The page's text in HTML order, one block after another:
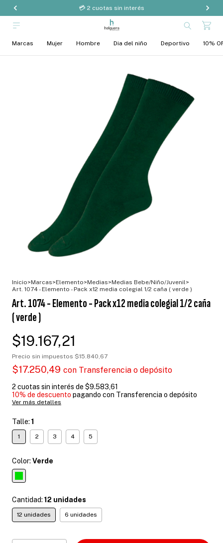
💳 2 cuotas sin interés
Marcas Mujer Hombre Dia del niño Deportivo 10%
Inicio>Marcas>Elemento>Medias>Medias Bebe/Niño/Juvenil>
Art. 1074 - Elemento - Pack x12 media colegial 1/2 caña ( verde )
Art. 1074 - Elemento - Pack x12 media colegial 1/2 caña
( verde )
$19.167,21
Precio sin impuestos $15.840,67
$17.250,49 con Transferencia o depósito
2 cuotas sin interés de $9.583,61
10% de descuento pagando con Transferencia o depósito
Ver más detalles
Talle: 1
1 2 3 4 5
Color: Verde
Cantidad: 12 unidades
12 unidades 6 unidades